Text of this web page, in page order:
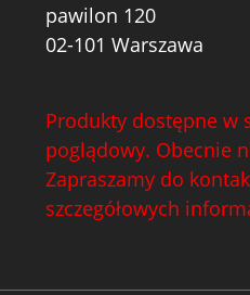
pawilon 120
02-101 Warszawa
Produkty dostępne w
poglądowy. Obecnie
Zapraszamy do
szczegółowych